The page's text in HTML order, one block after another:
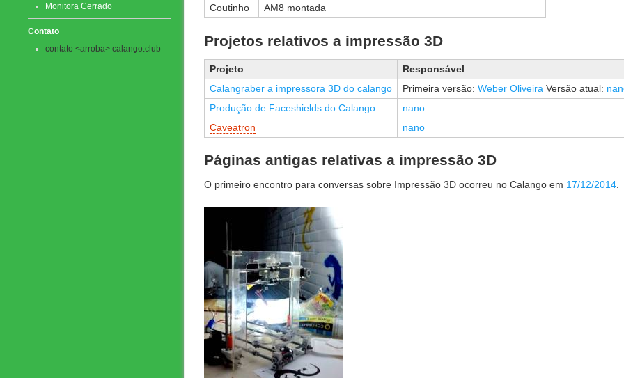
Monitora Cerrado
Contato
contato <arroba> calango.club
Coutinho
AM8 montada
Projetos relativos a impressão 3D
Projeto
Responsável
Calangraber a impressora 3D do calango
Primeira versão: Weber Oliveira Versão atual:
Produção de Faceshields do Calango
nano
Caveatron
nano
Páginas antigas relativas a impressão 3D
O primeiro encontro para conversas sobre Impressão 3D ocorreu no Calango em 17/12/2014